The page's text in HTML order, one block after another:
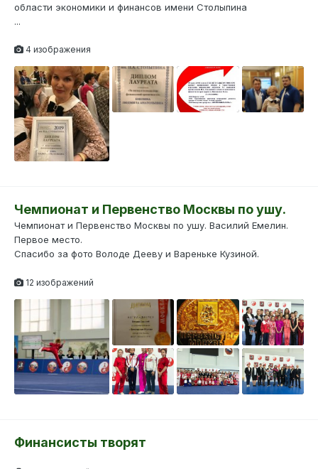
области экономики и финансов имени Столыпина
...
4 изображения
Чемпионат и Первенство Москвы по ушу.
Чемпионат и Первенство Москвы по ушу. Василий Емелин.
Первое место.
Спасибо за фото Володе Дееву и Вареньке Кузиной.
12 изображений
Финансисты творят